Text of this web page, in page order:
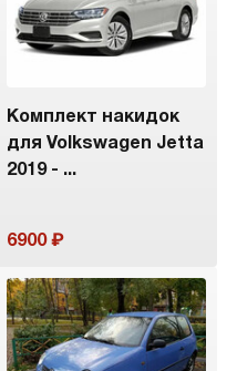
Комплект накидок
для Volkswagen Jetta
2019 - ...
6900